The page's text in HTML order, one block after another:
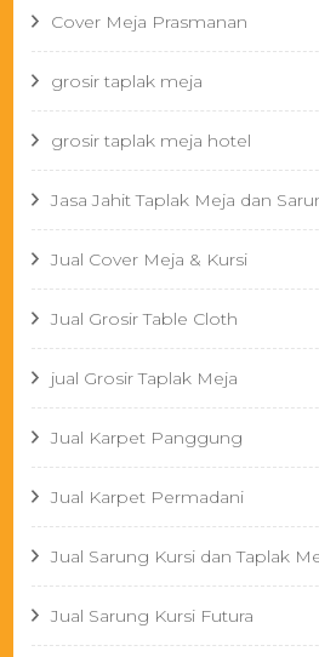
Cover Meja Prasmanan
grosir taplak meja
grosir taplak meja hotel
Jasa Jahit Taplak Meja dan
Jual Cover Meja & Kursi
Jual Grosir Table Cloth
jual Grosir Taplak Meja
Jual Karpet Panggung
Jual Karpet Permadani
Jual Sarung Kursi dan Taplak
Jual Sarung Kursi Futura